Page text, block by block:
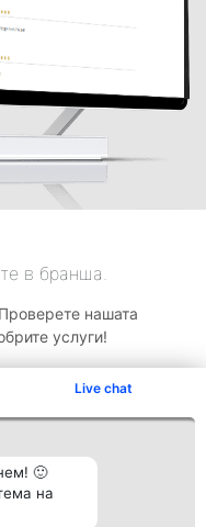
Live chat
🙂
на
в бранша.
нашата
услуги!